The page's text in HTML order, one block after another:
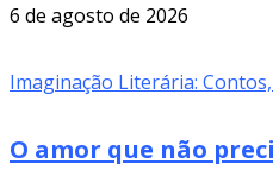
6 de agosto de 2026
Imaginação Literária:
O amor que não